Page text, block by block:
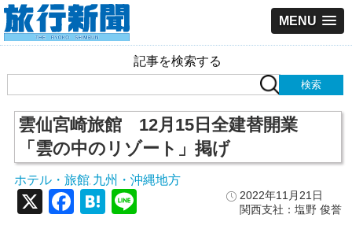
MENU
記事を検索する
雲仙宮崎旅館 12月15日全建替開業
「雲の中のリゾート」掲げ
ホテル・旅館 九州・沖縄地方
2022年11月21日
関西支社：塩野 俊誉
X Facebook
Hatena